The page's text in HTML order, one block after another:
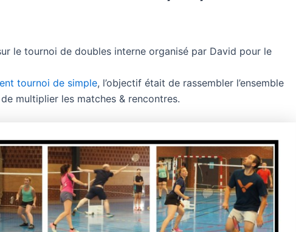
le tournoi de doubles interne organisé par David pour le
tournoi de simple, l’objectif était de rassembler l’ensemble
multiplier les matches & rencontres.